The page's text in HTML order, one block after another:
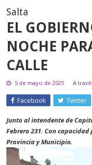
Salta
EL
NOCHE
CALLE
5 de mayo de 2025 A
Facebook Twitter
Junto al intendente de
Febrero 231. Con
Provincia y Municipio.